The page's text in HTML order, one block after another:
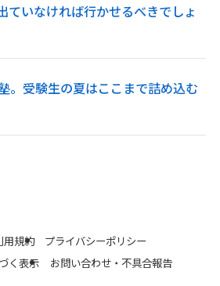
ていなければ行かせるべきでしょ
。受験生の夏はここまで詰め込む
用規約
プライバシーポリシー
く表示
お問い合わせ・不具合報告